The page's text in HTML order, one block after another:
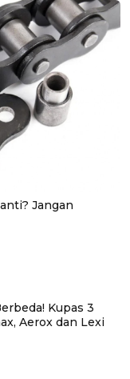
Jangan
Kupas 3
Aerox dan Lexi